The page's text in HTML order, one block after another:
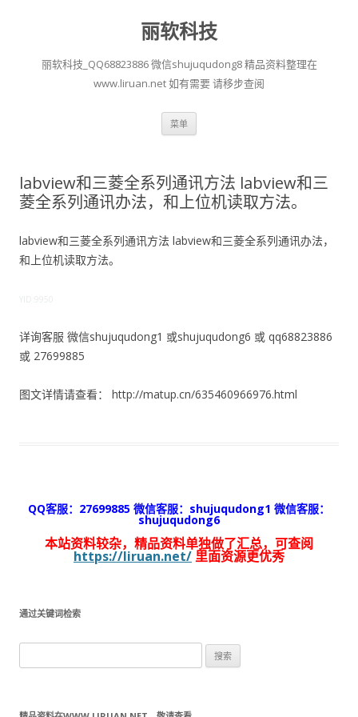
丽软科技
丽软科技_QQ68823886 微信shujuqudong8 精品资料整理在
www.liruan.net 如有需要 请移步查阅
菜单
labview和三菱全系列通讯方法 labview和三
菱全系列通讯办法，和上位机读取方法。
labview和三菱全系列通讯方法 labview和三菱全系列通讯办法，
和上位机读取方法。
YID:9950
详询客服 微信shujuqudong1 或shujuqudong6 或 qq68823886
或 27699885
图文详情请查看： http://matup.cn/635460966976.html
QQ客服：27699885 微信客服：shujuqudong1 微信客服：
shujuqudong6
本站资料较杂，精品资料单独做了汇总，可查阅
https://liruan.net/ 里面资源更优秀
通过关键词检索
索：